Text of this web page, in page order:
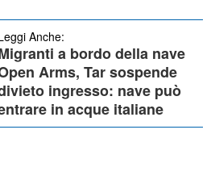
Anche:
a bordo della nave
Arms, Tar sospende
ingresso: nave può
in acque italiane